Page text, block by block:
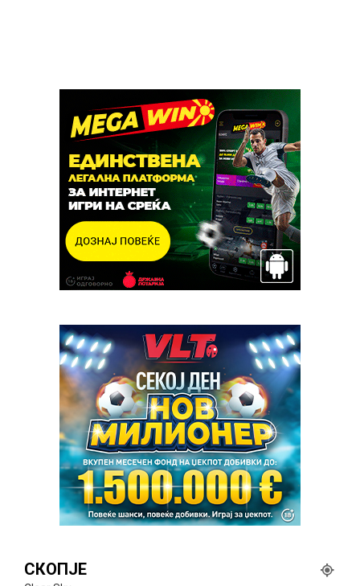
СКОПЈЕ